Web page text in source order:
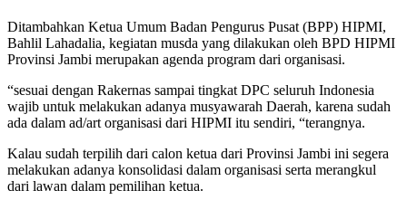
Ditambahkan Ketua Umum Badan Pengurus Pusat (BPP) HIPMI,
Bahlil Lahadalia, kegiatan musda yang dilakukan oleh BPD HIPMI
Provinsi Jambi merupakan agenda program dari organisasi.
“sesuai dengan Rakernas sampai tingkat DPC seluruh Indonesia
wajib untuk melakukan adanya musyawarah Daerah, karena sudah
ada dalam ad/art organisasi dari HIPMI itu sendiri, “terangnya.
Kalau sudah terpilih dari calon ketua dari Provinsi Jambi ini segera
melakukan adanya konsolidasi dalam organisasi serta merangkul
dari lawan dalam pemilihan ketua.